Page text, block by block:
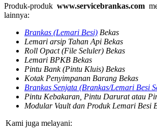
Produk-produk www.servicebrankas.com
lainnya:
Brankas (Lemari Besi) Bekas
Lemari arsip Tahan Api Bekas
Roll Opact (File Seluler) Bekas
Lemari BPKB Bekas
Pintu Bank (Pintu Kluis) Bekas
Kotak Penyimpanan Barang Bekas
Brankas Senjata (Brankas/Lemari Besi
Pintu Kebakaran, Pintu Darurat atau
Modular Vault dan Produk Lemari Besi
Kami juga melayani: